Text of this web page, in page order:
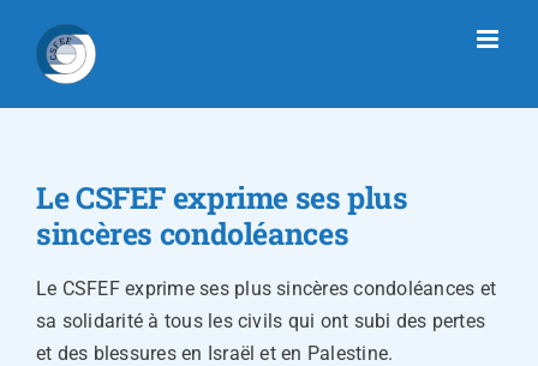
contenu
Le CSFEF exprime ses plus
sincères condoléances
Le CSFEF exprime ses plus sincères condoléances et
sa solidarité à tous les civils qui ont subi des pertes
et des blessures en Israël et en Palestine.